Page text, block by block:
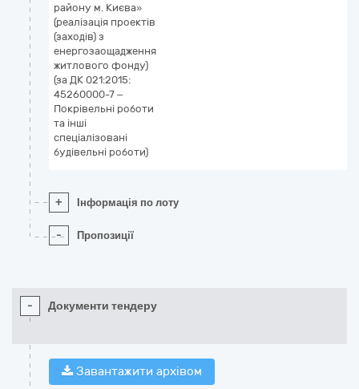
району м. Києва»
(реалізація проектів
(заходів) з
енергозаощадження
житлового фонду)
(за ДК 021:2015:
45260000-7 –
Покрівельні роботи
та інші
спеціалізовані
будівельні роботи)
+ Інформація по лоту
- Пропозиції
- Документи тендеру
Завантажити архівом